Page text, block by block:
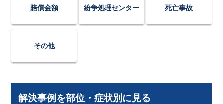
賠償金額 紛争処理センター 死亡事故
その他
解決事例を部位・症状別に見る